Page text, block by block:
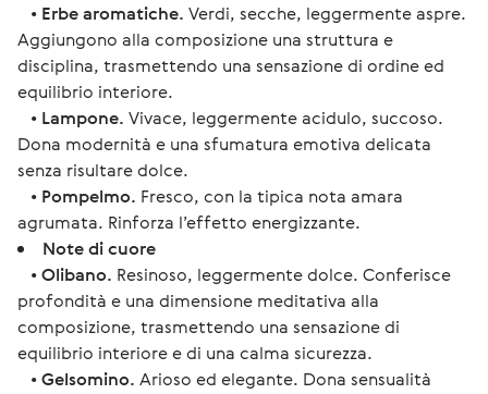
• Erbe aromatiche. Verdi, secche, leggermente aspre.
Aggiungono alla composizione una struttura e
disciplina, trasmettendo una sensazione di ordine ed
equilibrio interiore.
• Lampone. Vivace, leggermente acidulo, succoso.
Dona modernità e una sfumatura emotiva delicata
senza risultare dolce.
• Pompelmo. Fresco, con la tipica nota amara
agrumata. Rinforza l’effetto energizzante.
Note di cuore
•Olibano. Resinoso, leggermente dolce. Conferisce
profondità e una dimensione meditativa alla
composizione, trasmettendo una sensazione di
equilibrio interiore e di una calma sicurezza.
•Gelsomino. Arioso ed elegante. Dona sensualità